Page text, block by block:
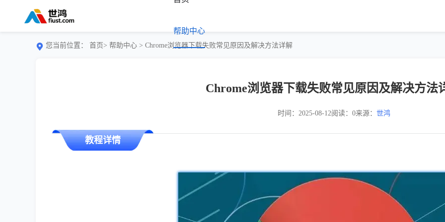
帮助中心
您当前位置： 首页> 帮助中心 > Chrome浏览器下载失败常见原因及解决方法详解
Chrome浏览器下载失败常见原因及解决方法
时间：2025-08-12阅读：0来源： 世鸿
教程详情